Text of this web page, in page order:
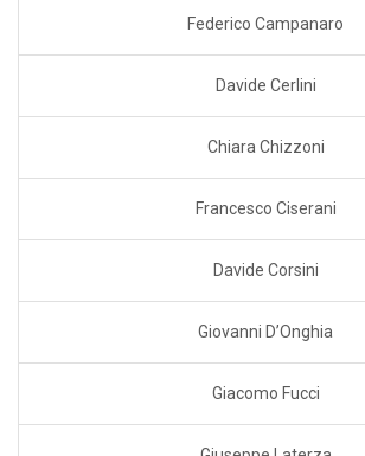
Federico Campanaro
Davide Cerlini
Chiara Chizzoni
Francesco Ciserani
Davide Corsini
Giovanni D’Onghia
Giacomo Fucci